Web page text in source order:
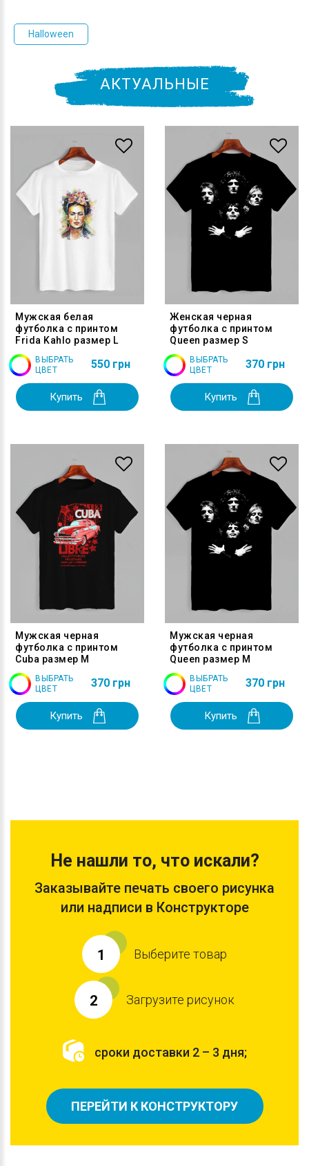
Halloween
АКТУАЛЬНЫЕ
Мужская белая
футболка с принтом
Frida Kahlo размер L
ВЫБРАТЬ
ЦВЕТ
550 грн
Купить
Женская черная
футболка с принтом
Queen размер S
ВЫБРАТЬ
ЦВЕТ
370 грн
Купить
Мужская черная
футболка с принтом
Cuba размер M
ВЫБРАТЬ
ЦВЕТ
370 грн
Купить
Мужская черная
футболка с принтом
Queen размер M
ВЫБРАТЬ
ЦВЕТ
370 грн
Купить
Не нашли то, что искали?
Заказывайте печать своего рисунка
или надписи в Конструкторе
1 Выберите товар
2 Загрузите рисунок
сроки доставки 2 – 3 дня;
ПЕРЕЙТИ К КОНСТРУКТОРУ